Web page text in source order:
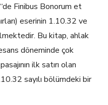
Finibus Bonorum et
eserinin 1.10.32 ve
Bu kitap, ahlak
döneminde çok
ilk satırı olan
sayılı bölümdeki bir